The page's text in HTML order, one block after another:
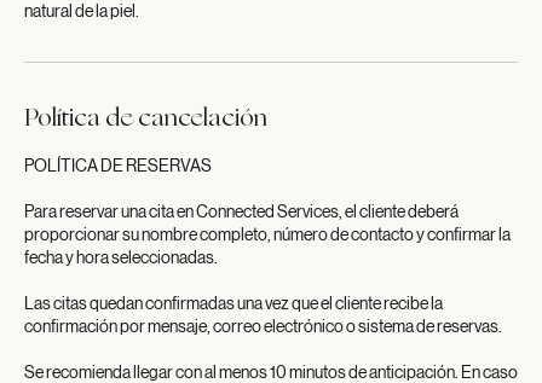
natural de la piel.
Política de cancelación
POLÍTICA DE RESERVAS
Para reservar una cita en Connected Services, el cliente deberá
proporcionar su nombre completo, número de contacto y confirmar la
fecha y hora seleccionadas.
Las citas quedan confirmadas una vez que el cliente recibe la
confirmación por mensaje, correo electrónico o sistema de reservas.
Se recomienda llegar con al menos 10 minutos de anticipación. En caso